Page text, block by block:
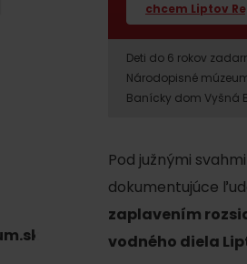
Liptov Region Card!
chcem Liptov
Deti do 6 rokov
Národopisné
Banícky dom Vyšná
Pod južnými
dokumentujúce
zaplavením
vodného diela